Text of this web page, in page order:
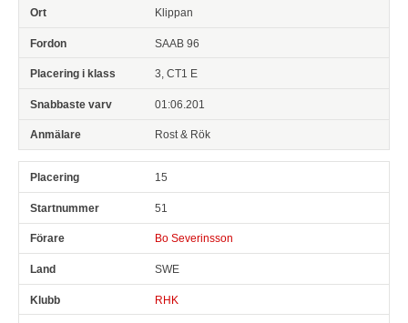
Klippan
SAAB 96
3, CT1 E
01:06.201
Rost & Rök
15
51
Bo Severinsson
SWE
RHK